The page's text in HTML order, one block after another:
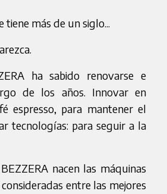
tiene más de un siglo...
ha sabido renovarse e
de los años. Innovar en
espresso, para mantener el
tecnologías: para seguir a la
nacen las máquinas
entre las mejores